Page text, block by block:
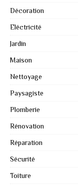
Décoration
Eléctricité
Jardin
Maison
Nettoyage
Paysagiste
Plomberie
Rénovation
Réparation
Sécurité
Toiture